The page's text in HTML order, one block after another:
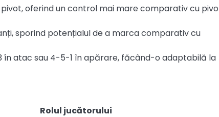
oferind un control mai mare comparativ cu
sporind potențialul de a marca comparativ cu
în atac sau 4-5-1 în apărare, făcând-o adaptabilă la
Rolul jucătorului